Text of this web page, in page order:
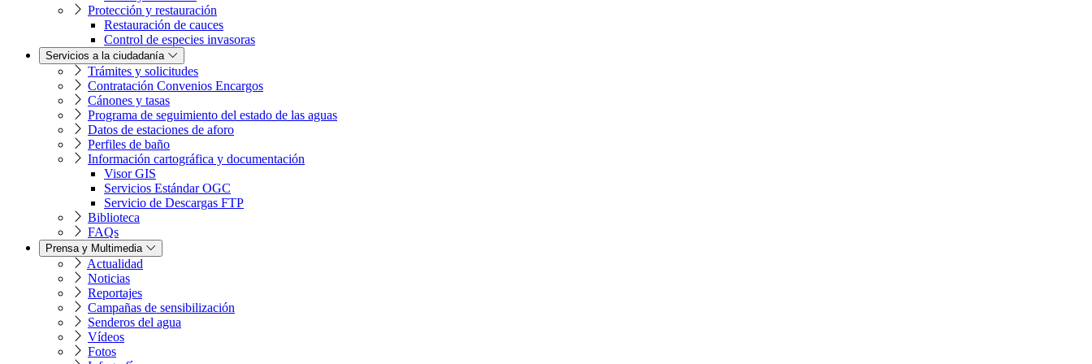
Protección y restauración
Restauración de cauces
Control de especies invasoras
Servicios a la ciudadanía
Trámites y solicitudes
Contratación Convenios Encargos
Cánones y tasas
Programa de seguimiento del estado de las aguas
Datos de estaciones de aforo
Perfiles de baño
Información cartográfica y documentación
Visor GIS
Servicios Estándar OGC
Servicio de Descargas FTP
Biblioteca
FAQs
Prensa y Multimedia
Actualidad
Noticias
Reportajes
Campañas de sensibilización
Senderos del agua
Vídeos
Fotos